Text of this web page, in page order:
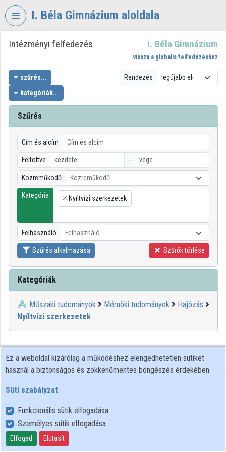
Fejléc kihagyása
I. Béla Gimnázium aloldala
VIDEOTORIUM
BÉLA
GIMNÁZIUM
Intézményi kezdőlap
Bejelentkezés
Intézményi felfedezés
Kategóriák
Intézményi listák
Intézmények
Közreműködők
Intézményi felfedezés I. Béla Gimnázium
vissza a globális felfedezéshez
szűrés...
kategóriák...
Rendezés
Szűrés
Cím és alcím
Feltöltve -
Közreműködő Közreműködő
Kategória
×
Nyíltvízi szerkezetek
Felhasználó Felhasználó
Szűrés alkalmazása Szűrők törlése
Kategóriák
Műszaki tudományok Mérnöki tudományok
Hajózás
Nyíltvízi szerkezetek
Felhasználói szabályzat
Adatkezelési tájékoztató
Süti szabályzat
Ez a weboldal kizárólag a működéshez elengedhetetlen sütiket
használ a biztonságos és zökkenőmentes böngészés érdekében.
Süti szabályzat
Funkcionális sütik elfogadása
Személyes sütik elfogadása
Elfogad Elutasít